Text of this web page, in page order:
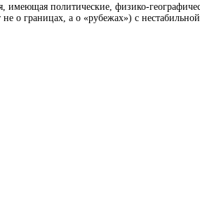
имеющая политические, физико-
о границах, а о «рубежах») с